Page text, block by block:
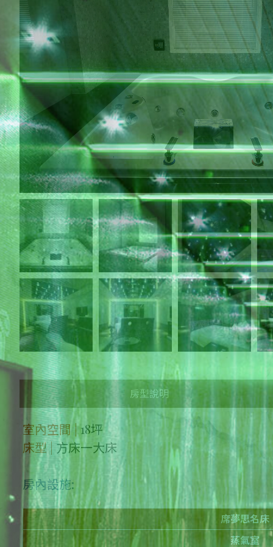
房型說明
室內空間 |18坪
床型 | 方床一大床
房內設施:
席夢思名床
蒸氣室